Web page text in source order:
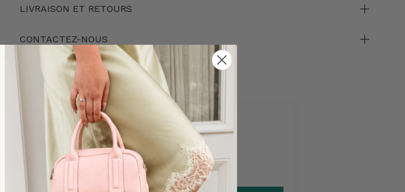
LIVRAISON ET RETOURS
CONTACTEZ-NOUS
Reviews
write a review